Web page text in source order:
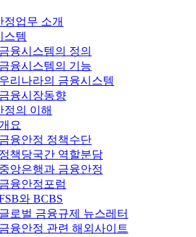
정업무 소개
스템
금융시스템의 정의
금융시스템의 기능
우리나라의 금융시스템
금융시장동향
정의 이해
요
금융안정 정책수단
정책당국간 역할분담
중앙은행과 금융안정
금융안정포럼
와 BCBS
글로벌 금융규제 뉴스레터
금융안정 관련 해외사이트